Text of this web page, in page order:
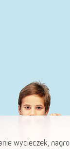
wycieczek,